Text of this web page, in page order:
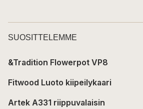
SUOSITTELEMME
&Tradition Flowerpot VP8
Fitwood Luoto kiipeilykaari
Artek A331 riippuvalaisin